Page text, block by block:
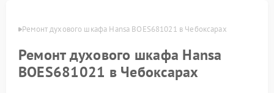
Ремонт духового шкафа Hansa BOES681021 в Чебоксарах
Ремонт духового шкафа Hansa
BOES681021 в Чебоксарах